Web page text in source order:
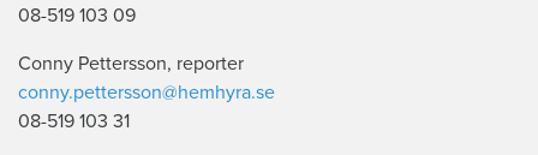
08-519 103 09
Conny Pettersson, reporter
conny.pettersson@hemhyra.se
08-519 103 31